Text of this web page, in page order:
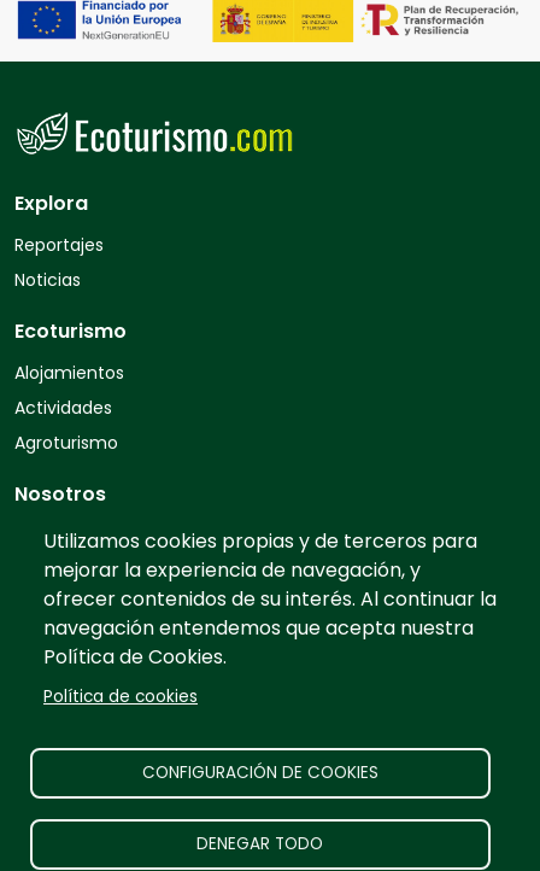
Utilizamos cookies propias y de terceros para
mejorar la experiencia de navegación, y
ofrecer contenidos de su interés. Al continuar la
navegación entendemos que acepta nuestra
Política de Cookies.
Política de cookies
CONFIGURACIÓN DE COOKIES
DENEGAR TODO
Explora
Reportajes
Noticias
Ecoturismo
Alojamientos
Actividades
Agroturismo
Nosotros
Quiénes somos
Contacto
Preguntas frecuentes
Tarifas
Información
Aviso legal